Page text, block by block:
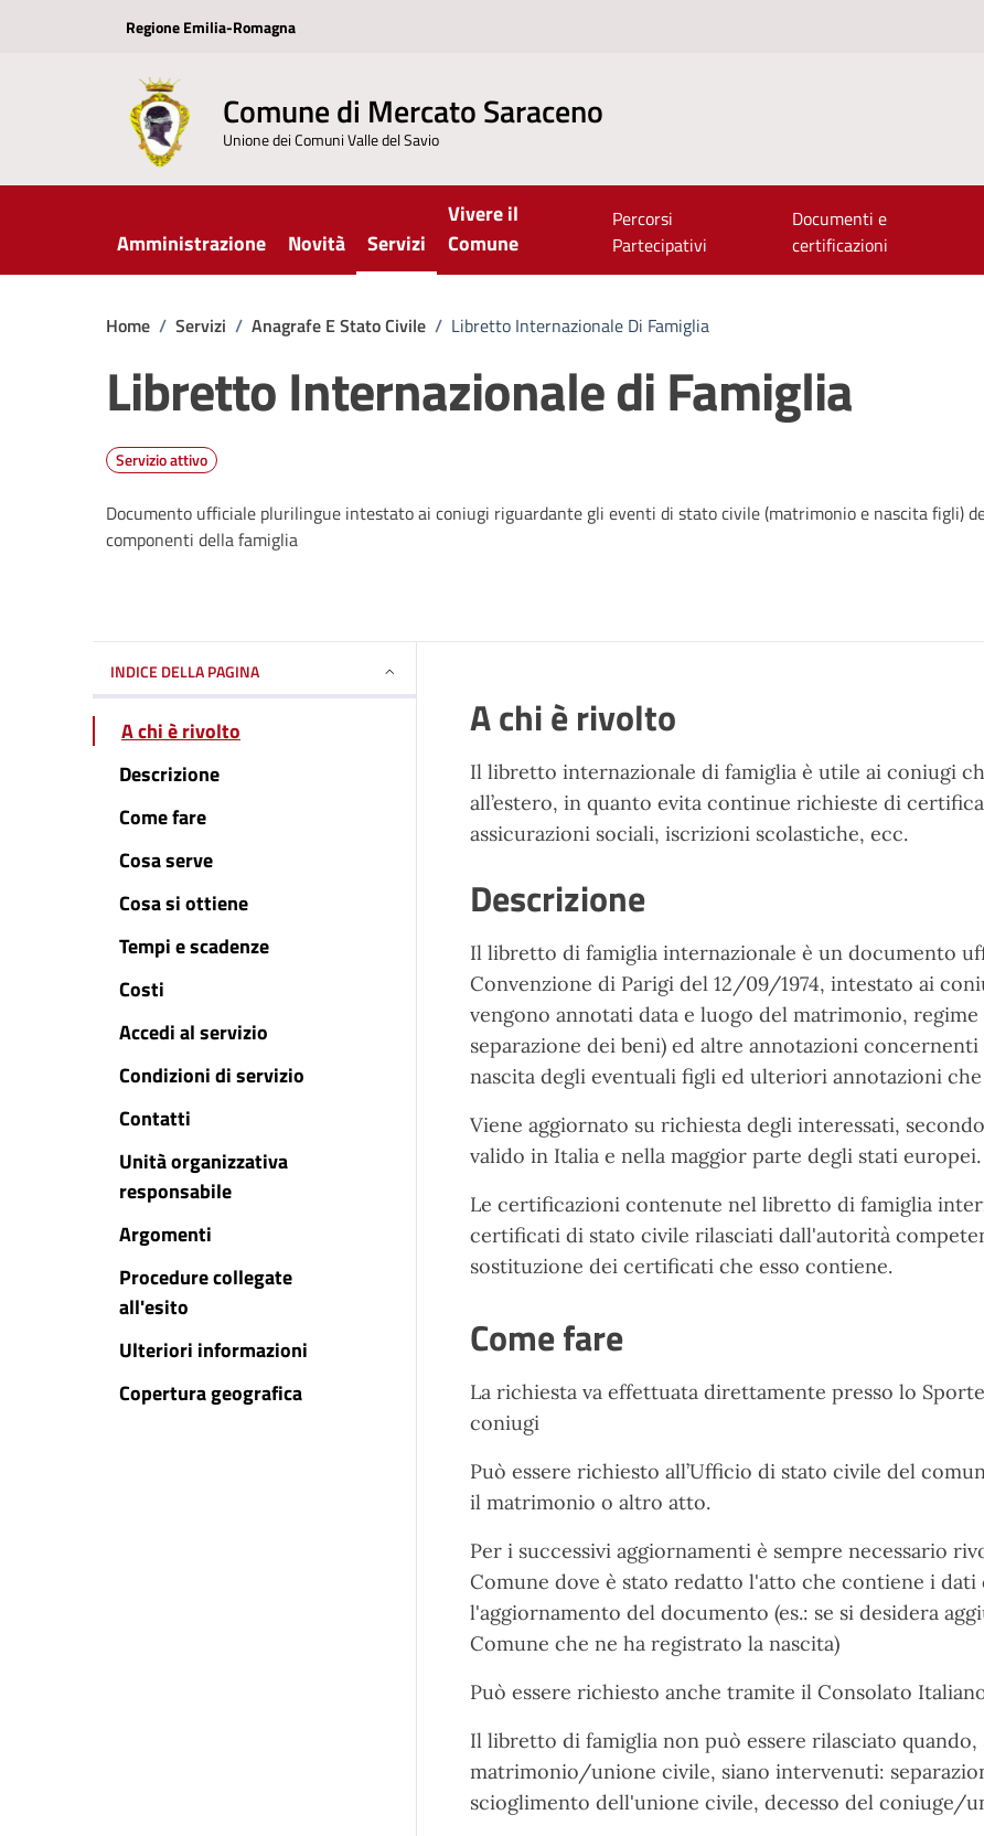
Regione Emilia-Romagna
Comune di Mercato Saraceno
Unione dei Comuni Valle del Savio
Amministrazione Novità Servizi
Vivere il
Comune
Percorsi
Partecipativi
Documenti e
certificazioni
Home / Servizi / Anagrafe E Stato Civile / Libretto Internazionale Di Famiglia
Libretto Internazionale di Famiglia
Servizio attivo
Documento ufficiale plurilingue intestato ai coniugi riguardante gli eventi di stato civile (matrimonio e nascita figli)
componenti della famiglia
INDICE DELLA PAGINA
A chi è rivolto
Descrizione
Come fare
Cosa serve
Cosa si ottiene
Tempi e scadenze
Costi
Accedi al servizio
Condizioni di servizio
Contatti
Unità organizzativa
responsabile
Argomenti
Procedure collegate
all'esito
Ulteriori informazioni
Copertura geografica
A chi è rivolto
Il libretto internazionale di famiglia è utile ai coniugi
all’estero, in quanto evita continue richieste di
assicurazioni sociali, iscrizioni scolastiche, ecc.
Descrizione
Il libretto di famiglia internazionale è un documento
Convenzione di Parigi del 12/09/1974, intestato ai
vengono annotati data e luogo del matrimonio,
separazione dei beni) ed altre annotazioni
nascita degli eventuali figli ed ulteriori annotazioni
Viene aggiornato su richiesta degli interessati,
valido in Italia e nella maggior parte degli stati europei.
Le certificazioni contenute nel libretto di famiglia
certificati di stato civile rilasciati dall'autorità
sostituzione dei certificati che esso contiene.
Come fare
La richiesta va effettuata direttamente presso lo
coniugi
Può essere richiesto all’Ufficio di stato civile del
il matrimonio o altro atto.
Per i successivi aggiornamenti è sempre necessario
Comune dove è stato redatto l'atto che contiene i
l'aggiornamento del documento (es.: se si desidera
Comune che ne ha registrato la nascita)
Può essere richiesto anche tramite il Consolato
Il libretto di famiglia non può essere rilasciato quando,
matrimonio/unione civile, siano intervenuti:
scioglimento dell'unione civile, decesso del coniuge/